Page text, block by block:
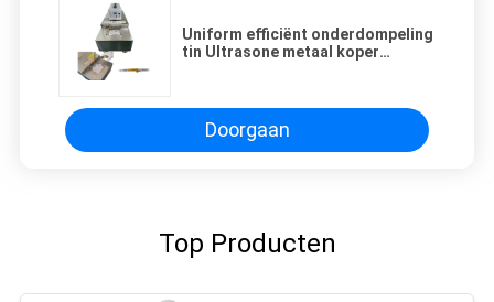
Uniform efficiënt onderdompeling
tin Ultrasone metaal koper
Doorgaan
Top Producten